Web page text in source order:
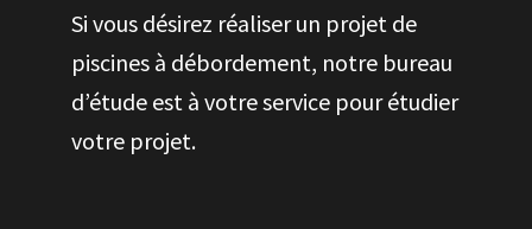
Si vous désirez réaliser un projet de
piscines à débordement, notre bureau
d’étude est à votre service pour étudier
votre projet.